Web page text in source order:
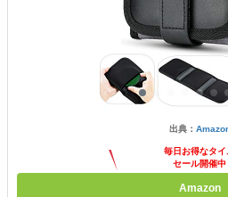
出典：
毎日お得なタイ
セール開催中
Amazon